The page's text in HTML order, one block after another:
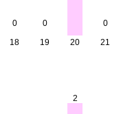
0
18
0
19
20
0
21
2